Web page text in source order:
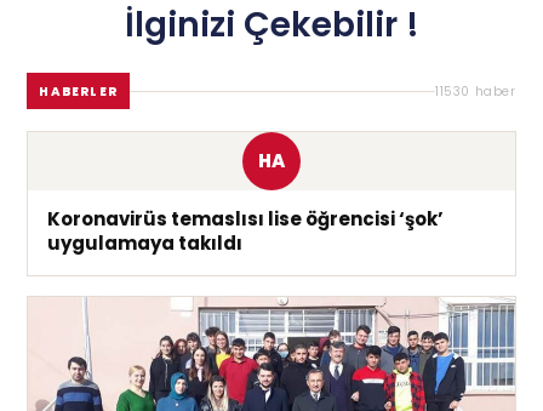
İlginizi Çekebilir !
HABERLER 11530 haber
HA
Koronavirüs temaslısı lise öğrencisi ‘şok’
uygulamaya takıldı